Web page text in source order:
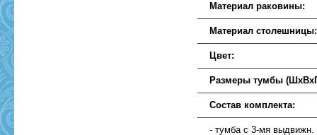
Материал раковины:
Материал столешницы:
Цвет:
Размеры тумбы
Состав комплекта:
- тумба с 3-мя